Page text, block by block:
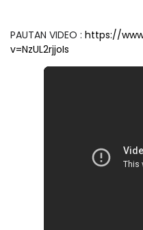
PAUTAN VIDEO : https://
v=NzUL2rjjoIs